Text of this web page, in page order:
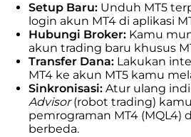
Setup Baru: Unduh MT5
login akun MT4 di aplikasi
Hubungi Broker: Kamu
akun trading baru khusus
Transfer Dana: Lakukan
MT4 ke akun MT5 kamu
Sinkronisasi: Atur ulang
Advisor(robot trading)
pemrograman MT4 (MQL4)
berbeda.